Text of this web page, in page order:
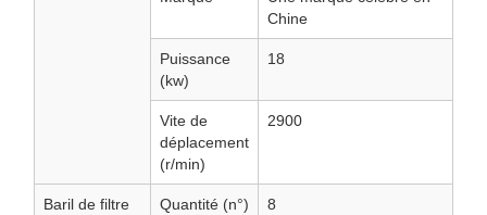
Chine
Puissance
(kw)
18
Vite de
déplacement
(r/min)
2900
Baril de filtre Quantité (n°) 8